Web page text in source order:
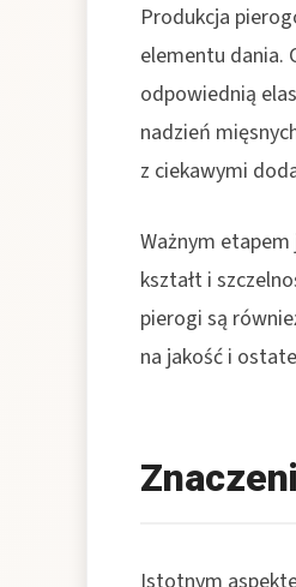
Produkcja
elementu dania.
odpowiednią
nadzień
z ciekawymi
Ważnym
kształt i
pierogi są
na jakość i